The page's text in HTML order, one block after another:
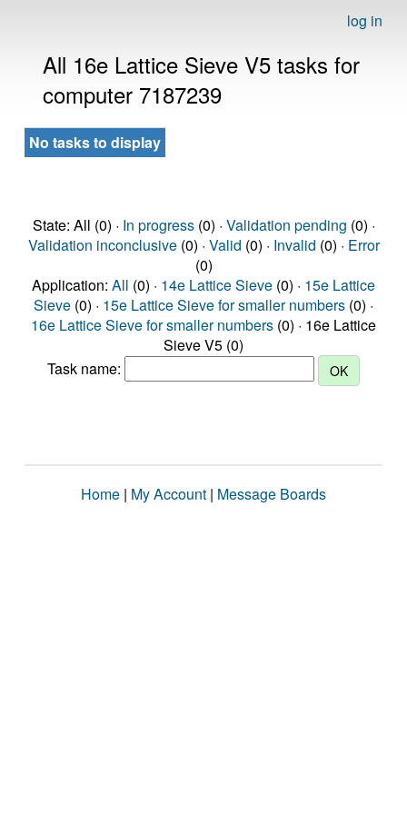
log in
All 16e Lattice Sieve V5 tasks for
computer 7187239
No tasks to display
State: All (0) · In progress(0) · Validation pending (0) ·
Validation inconclusive(0) · Valid (0) · Invalid (0) · Error
(0)
Application: All (0) · 14e Lattice Sieve (0) · 15e Lattice
Sieve (0) · 15e Lattice Sieve for smaller numbers (0) ·
16e Lattice Sieve for smaller numbers (0) · 16e Lattice
Sieve V5 (0)
Task name:
Home | My Account | Message Boards